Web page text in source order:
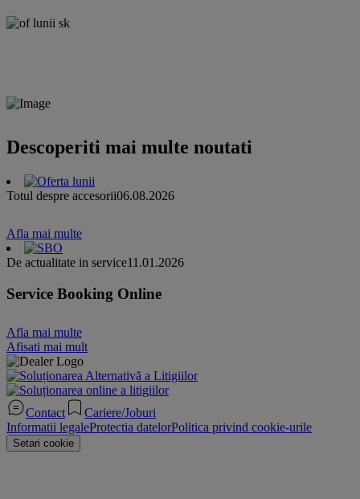
Descoperiti mai multe noutati
Totul despre accesorii06.08.2026
Afla mai multe
De actualitate in service11.01.2026
Service Booking Online
Afla mai multe
Afisati mai mult
Contact
Cariere/Joburi
Informatii legaleProtectia datelorPolitica privind cookie-urile
Setari cookie